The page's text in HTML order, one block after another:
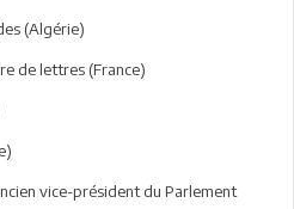
(Algérie)
de lettres (France)
vice-président du Parlement